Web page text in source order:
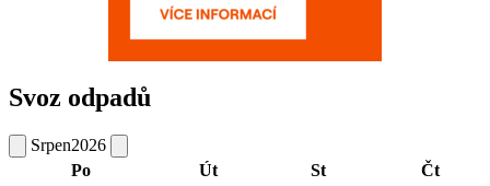
Svoz odpadů
Srpen2026
Po
Út St
Čt